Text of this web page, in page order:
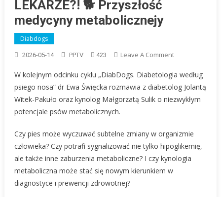
LEKARZE?! 🐕 Przyszłość
medycyny metabolicznejy
Diabdogs
2026-05-14 PPTV 423 Leave A CommentOn
–
PSY
WYKRYJĄ
NIŻ
LEKARZE?!
🐕
W kolejnym odcinku cyklu „DiabDogs. Diabetologia według
psiego nosa” dr Ewa Święcka rozmawia z diabetolog Jolantą
Witek-Pakuło oraz kynolog Małgorzatą Sulik o niezwykłym
potencjale psów metabolicznych.
Czy pies może wyczuwać subtelne zmiany w organizmie
człowieka? Czy potrafi sygnalizować nie tylko hipoglikemię,
ale także inne zaburzenia metaboliczne? I czy kynologia
metaboliczna może stać się nowym kierunkiem w
diagnostyce i prewencji zdrowotnej?